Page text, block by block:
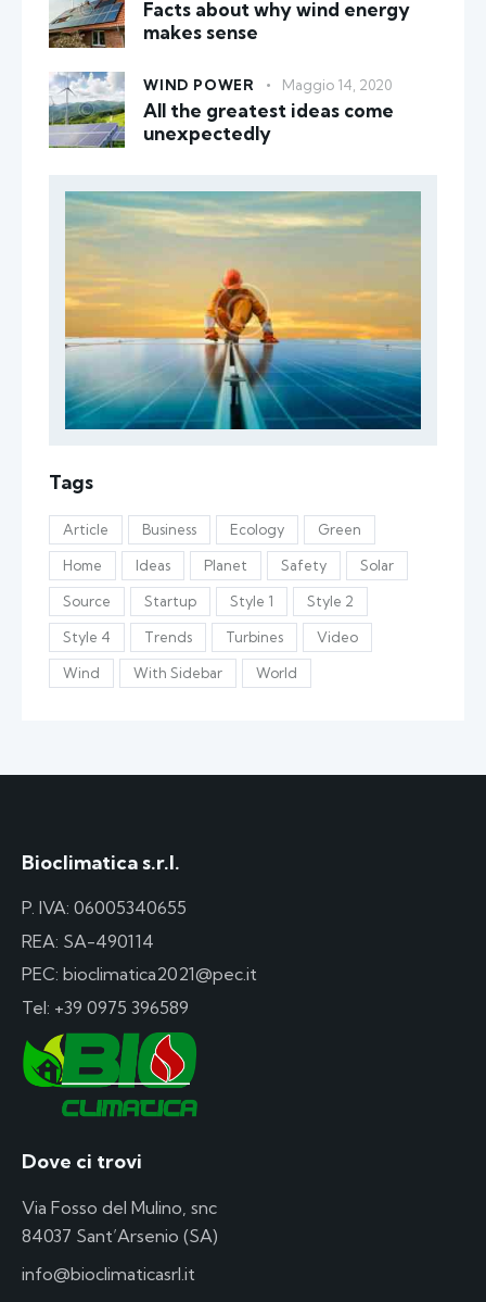
Facts about why wind energy
makes sense
WIND POWER Maggio 14, 2020
All the greatest ideas come
unexpectedly
Tags
Article Business Ecology Green
Home Ideas Planet Safety Solar
Source Startup Style 1 Style 2
Style 4 Trends Turbines Video
Wind With Sidebar World
Bioclimatica s.r.l.
P. IVA: 06005340655
REA: SA-490114
PEC: bioclimatica2021@pec.it
Tel: +39 0975 396589
Dove ci trovi
Via Fosso del Mulino, snc
84037 Sant’Arsenio (SA)
info@bioclimaticasrl.it